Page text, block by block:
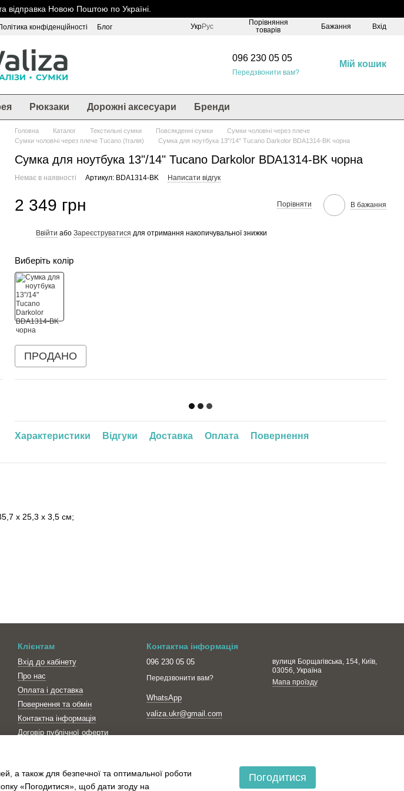
відправка Новою Поштою по Україні.
конфіденційності
Блог
УкрРус
Порівняння
товарів
Бажання Вхід
096 230 05 05
Передзвонити вам?
Мій кошик
Рюкзаки Дорожні аксесуари Бренди
Головна Каталог Текстильні сумки Повсякденні сумки
Сумки чоловічі через плече
Сумки чоловічі через плече Tucano (Італія)
Сумка для ноутбука 13"/14" Tucano Darkolor BDA1314-BK чорна
Сумка для ноутбука 13"/14" Tucano Darkolor BDA1314-BK чорна
Немає в наявності Артикул: BDA1314-BK Написати відгук
2 349 грн Порівняти В бажання
Ввійти або Зареєструватися для отримання накопичувальної знижки
Виберіть колір
ПРОДАНО
Характеристики Відгуки Доставка Оплата Повернення
x 25,3 x 3,5 см;
Клієнтам
Вхід до кабінету
Про нас
Оплата і доставка
Повернення та обмін
Контактна інформація
Договір публічної оферти
Відгуки про магазин
Контактна інформація
096 230 05 05
Передзвонити вам?
WhatsApp
valiza.ukr@gmail.com
вулиця Борщагівська, 154, Київ,
03056, Україна
Мапа проїзду
а також для безпечної та оптимальної роботи
«Погодитися», щоб дати згоду на
Погодитися